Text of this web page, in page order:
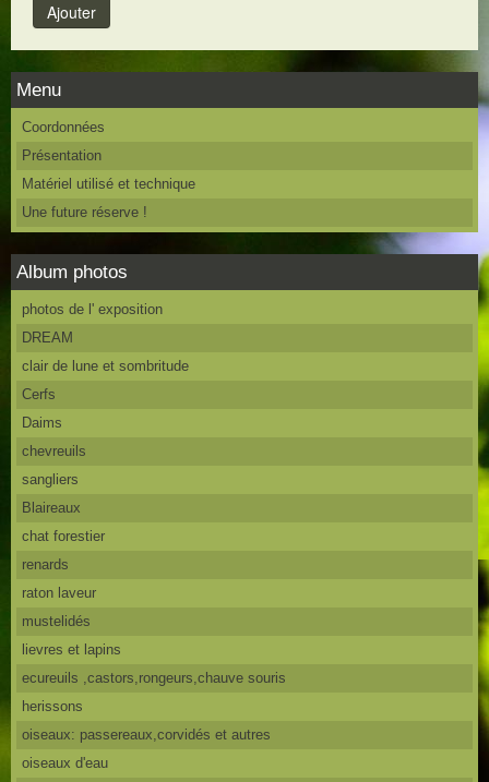
Menu
Coordonnées
Présentation
Matériel utilisé et technique
Une future réserve !
Album photos
photos de l' exposition
DREAM
clair de lune et sombritude
Cerfs
Daims
chevreuils
sangliers
Blaireaux
chat forestier
renards
raton laveur
mustelidés
lievres et lapins
ecureuils ,castors,rongeurs,chauve souris
herissons
oiseaux: passereaux,corvidés et autres
oiseaux d'eau